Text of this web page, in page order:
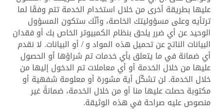
عليها بطريقة أخرى من خلال استخدام الخدمة تتم وفقًا لما
ترتأيه وعلى مسؤوليتك الخاصة، وأنّك ستكون المسؤول
الوحيد عن أي ضرر يلحق بنظام الكمبيوتر الخاص بك أو فقدان
البيانات الناتج عن تحميل هذه المواد و / أو البيانات. لا نقدم
أي ضمانة في ما يتعلق بأي خدمات تم شراؤها أو الحصول
عليها من خلال الخدمة أو أي معاملات تم الدخول إليها من
خلال الخدمة. لن تشكّل أية مشورة أو معلومة شفهية أو
مكتوبة حصلت عليها منا أو من خلال الخدمة، ضمانةً غير
منصوص عليه صراحة في هذه الوثيقة.